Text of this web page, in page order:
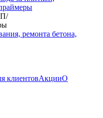
/
ремонта бетона,
клиентовАкцииО